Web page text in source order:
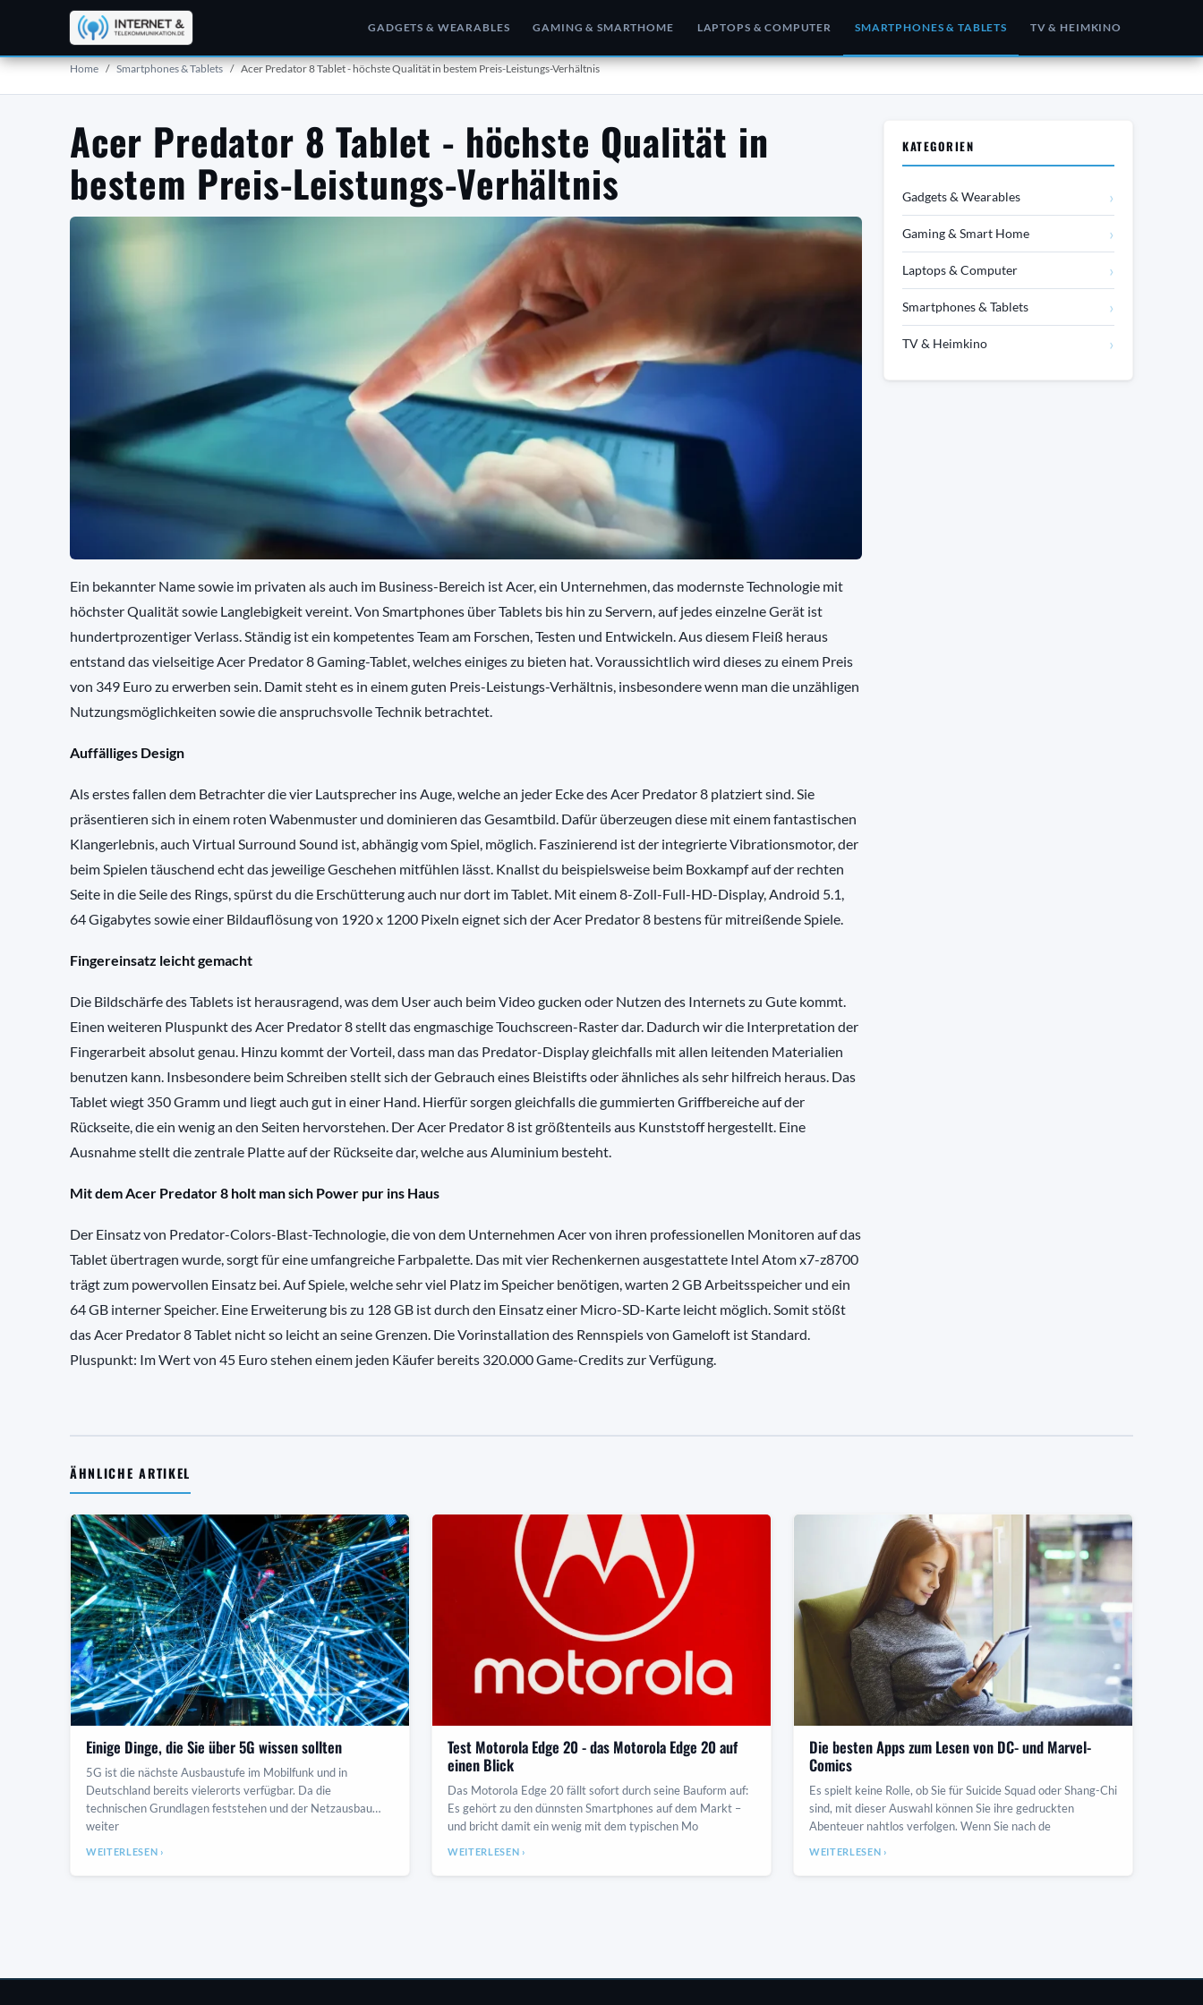
GADGETS & WEARABLES GAMING & SMARTHOME LAPTOPS & COMPUTER SMARTPHONES & TABLETS TV & HEIMKINO
Home Smartphones & Tablets Acer Predator 8 Tablet - höchste Qualität in bestem Preis-Leistungs-Verhältnis
Acer Predator 8 Tablet - höchste Qualität in
bestem Preis-Leistungs-Verhältnis
Ein bekannter Name sowie im privaten als auch im Business-Bereich ist Acer, ein Unternehmen, das modernste Technologie mit
höchster Qualität sowie Langlebigkeit vereint. Von Smartphones über Tablets bis hin zu Servern, auf jedes einzelne Gerät ist
hundertprozentiger Verlass. Ständig ist ein kompetentes Team am Forschen, Testen und Entwickeln. Aus diesem Fleiß heraus
entstand das vielseitige Acer Predator 8 Gaming-Tablet, welches einiges zu bieten hat. Voraussichtlich wird dieses zu einem Preis
von 349 Euro zu erwerben sein. Damit steht es in einem guten Preis-Leistungs-Verhältnis, insbesondere wenn man die unzähligen
Nutzungsmöglichkeiten sowie die anspruchsvolle Technik betrachtet.
Auffälliges Design
Als erstes fallen dem Betrachter die vier Lautsprecher ins Auge, welche an jeder Ecke des Acer Predator 8 platziert sind. Sie
präsentieren sich in einem roten Wabenmuster und dominieren das Gesamtbild. Dafür überzeugen diese mit einem fantastischen
Klangerlebnis, auch Virtual Surround Sound ist, abhängig vom Spiel, möglich. Faszinierend ist der integrierte Vibrationsmotor, der
beim Spielen täuschend echt das jeweilige Geschehen mitfühlen lässt. Knallst du beispielsweise beim Boxkampf auf der rechten
Seite in die Seile des Rings, spürst du die Erschütterung auch nur dort im Tablet. Mit einem 8-Zoll-Full-HD-Display, Android 5.1,
64 Gigabytes sowie einer Bildauflösung von 1920 x 1200 Pixeln eignet sich der Acer Predator 8 bestens für mitreißende Spiele.
Fingereinsatz leicht gemacht
Die Bildschärfe des Tablets ist herausragend, was dem User auch beim Video gucken oder Nutzen des Internets zu Gute kommt.
Einen weiteren Pluspunkt des Acer Predator 8 stellt das engmaschige Touchscreen-Raster dar. Dadurch wir die Interpretation der
Fingerarbeit absolut genau. Hinzu kommt der Vorteil, dass man das Predator-Display gleichfalls mit allen leitenden Materialien
benutzen kann. Insbesondere beim Schreiben stellt sich der Gebrauch eines Bleistifts oder ähnliches als sehr hilfreich heraus. Das
Tablet wiegt 350 Gramm und liegt auch gut in einer Hand. Hierfür sorgen gleichfalls die gummierten Griffbereiche auf der
Rückseite, die ein wenig an den Seiten hervorstehen. Der Acer Predator 8 ist größtenteils aus Kunststoff hergestellt. Eine
Ausnahme stellt die zentrale Platte auf der Rückseite dar, welche aus Aluminium besteht.
Mit dem Acer Predator 8 holt man sich Power pur ins Haus
Der Einsatz von Predator-Colors-Blast-Technologie, die von dem Unternehmen Acer von ihren professionellen Monitoren auf das
Tablet übertragen wurde, sorgt für eine umfangreiche Farbpalette. Das mit vier Rechenkernen ausgestattete Intel Atom x7-z8700
trägt zum powervollen Einsatz bei. Auf Spiele, welche sehr viel Platz im Speicher benötigen, warten 2 GB Arbeitsspeicher und ein
64 GB interner Speicher. Eine Erweiterung bis zu 128 GB ist durch den Einsatz einer Micro-SD-Karte leicht möglich. Somit stößt
das Acer Predator 8 Tablet nicht so leicht an seine Grenzen. Die Vorinstallation des Rennspiels von Gameloft ist Standard.
Pluspunkt: Im Wert von 45 Euro stehen einem jeden Käufer bereits 320.000 Game-Credits zur Verfügung.
KATEGORIEN
Gadgets & Wearables ›
Gaming & Smart Home ›
Laptops & Computer ›
Smartphones & Tablets ›
TV & Heimkino ›
ÄHNLICHE ARTIKEL
Einige Dinge, die Sie über 5G wissen sollten
5G ist die nächste Ausbaustufe im Mobilfunk und in
Deutschland bereits vielerorts verfügbar. Da die
technischen Grundlagen feststehen und der Netzausbau
weiter
WEITERLESEN ›
Test Motorola Edge 20 - das Motorola Edge 20 auf
einen Blick
Das Motorola Edge 20 fällt sofort durch seine Bauform auf:
Es gehört zu den dünnsten Smartphones auf dem Markt –
und bricht damit ein wenig mit dem typischen Mo
WEITERLESEN ›
Die besten Apps zum Lesen von DC- und Marvel-
Comics
Es spielt keine Rolle, ob Sie für Suicide Squad oder Shang-Chi
sind, mit dieser Auswahl können Sie ihre gedruckten
Abenteuer nahtlos verfolgen. Wenn Sie nach de
WEITERLESEN ›